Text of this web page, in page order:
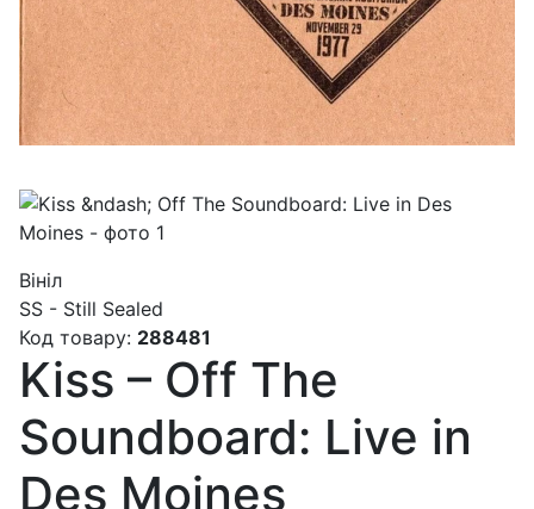
Вініл
SS - Still Sealed
Код товару: 288481
Kiss – Off The
Soundboard: Live in
Des Moines